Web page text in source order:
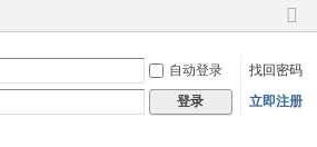
切
到
窄
自动登录
找回密码
登录 立即注册